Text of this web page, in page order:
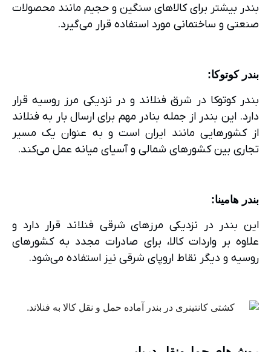
بندر بیشتر برای کالاهای سنگین و حجیم مانند محصولات
صنعتی و ساختمانی مورد استفاده قرار می‌گیرد.
بندر کوتوکا:
بندر کوتوکا در شرق فنلاند و در نزدیکی مرز روسیه قرار
دارد. این بندر از جمله بنادر مهم برای ارسال بار به فنلاند
از کشورهایی مانند ایران است و به عنوان یک مسیر
تجاری بین کشورهای شمالی و آسیای میانه عمل می‌کند.
بندر هامینا:
این بندر در نزدیکی مرزهای شرقی فنلاند قرار دارد و
علاوه بر واردات کالا، برای صادرات مجدد به کشورهای
روسیه و دیگر نقاط اروپای شرقی نیز استفاده می‌شود.